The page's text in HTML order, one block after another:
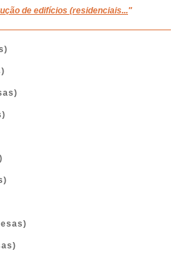
de edifícios (residenciais..."